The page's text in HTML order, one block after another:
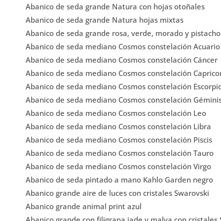
Abanico de seda grande Natura con hojas otoñales
Abanico de seda grande Natura hojas mixtas
Abanico de seda grande rosa, verde, morado y pistacho
Abanico de seda mediano Cosmos constelación Acuario
Abanico de seda mediano Cosmos constelación Cáncer
Abanico de seda mediano Cosmos constelación
Abanico de seda mediano Cosmos constelación
Abanico de seda mediano Cosmos constelación
Abanico de seda mediano Cosmos constelación Leo
Abanico de seda mediano Cosmos constelación Libra
Abanico de seda mediano Cosmos constelación Piscis
Abanico de seda mediano Cosmos constelación Tauro
Abanico de seda mediano Cosmos constelación Virgo
Abanico de seda pintado a mano Kahlo Garden negro
Abanico grande aire de luces con cristales Swarovski
Abanico grande animal print azul